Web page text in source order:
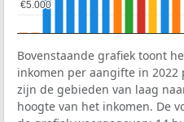
€5.000
€5.000
Bovenstaande grafiek toont
inkomen per aangifte in
zijn de gebieden van laag
hoogte van het inkomen. De